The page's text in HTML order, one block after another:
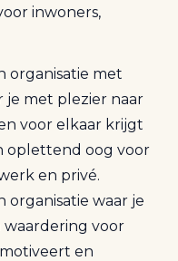
inwoners,
organisatie met
je met plezier naar
voor elkaar krijgt
oplettend oog voor
en privé.
organisatie waar je
voor
en